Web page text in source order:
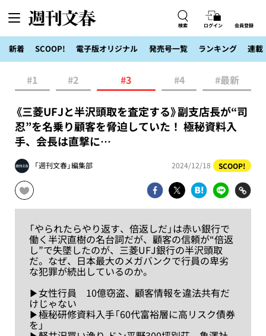
検索 ログイン 会員登録
新着 SCOOP! 電子版オリジナル 発売号一覧 ランキング 連載
#1 #2 #3 #4 #最新
《三菱UFJと半沢頭取を査定する》副支店長が“司
忍”を名乗り顧客を脅迫していた！ 極秘資料入
手、会長は直撃に…
「週刊文春」編集部 2024/12/18 SCOOP!
「やられたらやり返す、倍返しだ」は赤い銀行で
働く半沢直樹の名台詞だが、顧客の信頼が“倍返
し”で失墜したのが、三菱UFJ銀行の半沢頭取
だ。なぜ、日本最大のメガバンクで行員の卑劣
な犯罪が続出しているのか。
▶︎女性行員 10億窃盗、顧客情報を違法共有だ
けじゃない
▶︎極秘研修資料入手「60代富裕層に高リスク債券
を」